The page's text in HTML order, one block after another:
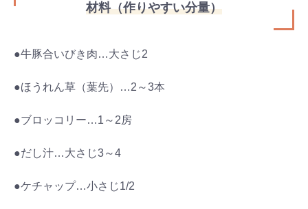
材料（作りやすい分量）
●牛豚合いびき肉…大さじ2
●ほうれん草（葉先）…2～3本
●ブロッコリー…1～2房
●だし汁…大さじ3～4
●ケチャップ…小さじ1/2